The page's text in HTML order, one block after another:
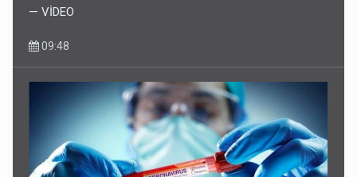
— VİDEO
09:48